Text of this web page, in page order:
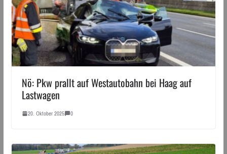
Nö: Pkw prallt auf Westautobahn bei Haag auf
Lastwagen
20. Oktober 2025 0